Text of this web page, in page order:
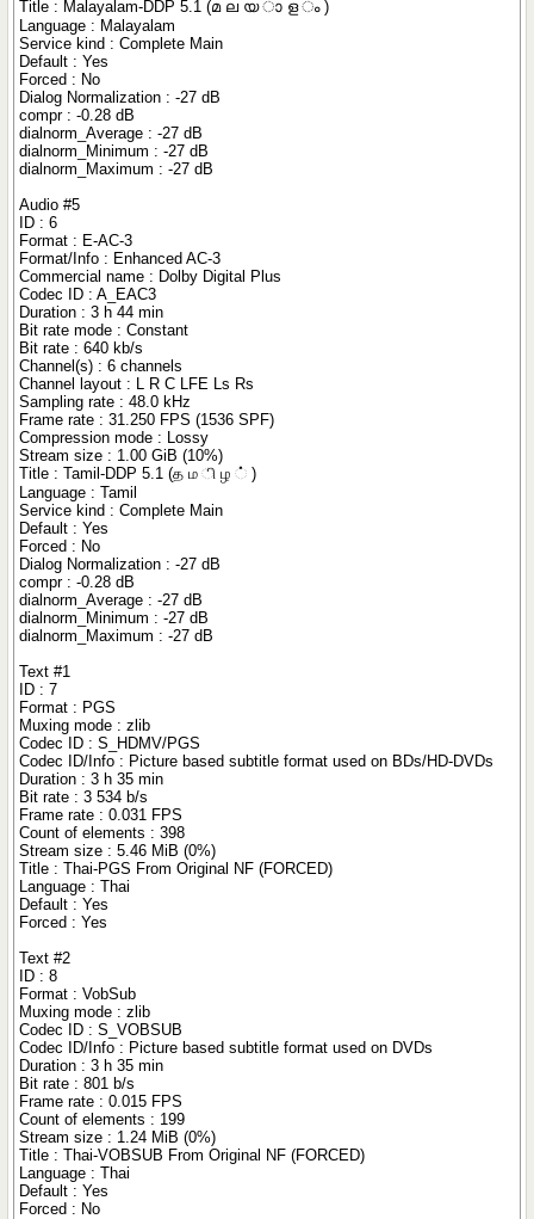
Title : Malayalam-DDP 5.1 (മ ല യ ാ ള ം )
Language : Malayalam
Service kind : Complete Main
Default : Yes
Forced : No
Dialog Normalization : -27 dB
compr : -0.28 dB
dialnorm_Average : -27 dB
dialnorm_Minimum : -27 dB
dialnorm_Maximum : -27 dB
Audio #5
ID : 6
Format : E-AC-3
Format/Info : Enhanced AC-3
Commercial name : Dolby Digital Plus
Codec ID : A_EAC3
Duration : 3 h 44 min
Bit rate mode : Constant
Bit rate : 640 kb/s
Channel(s) : 6 channels
Channel layout : L R C LFE Ls Rs
Sampling rate : 48.0 kHz
Frame rate : 31.250 FPS (1536 SPF)
Compression mode : Lossy
Stream size : 1.00 GiB (10%)
Title : Tamil-DDP 5.1 (த ம ி ழ ் )
Language : Tamil
Service kind : Complete Main
Default : Yes
Forced : No
Dialog Normalization : -27 dB
compr : -0.28 dB
dialnorm_Average : -27 dB
dialnorm_Minimum : -27 dB
dialnorm_Maximum : -27 dB
Text #1
ID : 7
Format : PGS
Muxing mode : zlib
Codec ID : S_HDMV/PGS
Codec ID/Info : Picture based subtitle format used on BDs/HD-DVDs
Duration : 3 h 35 min
Bit rate : 3 534 b/s
Frame rate : 0.031 FPS
Count of elements : 398
Stream size : 5.46 MiB (0%)
Title : Thai-PGS From Original NF (FORCED)
Language : Thai
Default : Yes
Forced : Yes
Text #2
ID : 8
Format : VobSub
Muxing mode : zlib
Codec ID : S_VOBSUB
Codec ID/Info : Picture based subtitle format used on DVDs
Duration : 3 h 35 min
Bit rate : 801 b/s
Frame rate : 0.015 FPS
Count of elements : 199
Stream size : 1.24 MiB (0%)
Title : Thai-VOBSUB From Original NF (FORCED)
Language : Thai
Default : Yes
Forced : No